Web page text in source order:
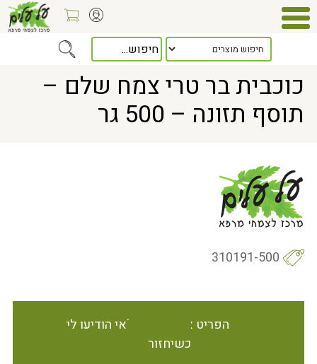
> כוכבית בר טרי צמח שלם – תוסף תזונה – 500 גר
כוכבית בר טרי צמח שלם –
תוסף תזונה – 500 גר
310191-500
הפריט אינו זמין במלאי הודיעו לי
כשיחזור